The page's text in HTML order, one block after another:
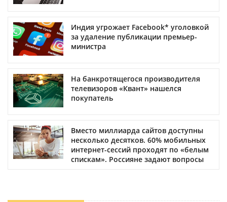
Индия угрожает Facebook* уголовкой
за удаление публикации премьер-
министра
На банкротящегося производителя
телевизоров «Квант» нашелся
покупатель
Вместо миллиарда сайтов доступны
несколько десятков. 60% мобильных
интернет-сессий проходят по «белым
спискам». Россияне задают вопросы